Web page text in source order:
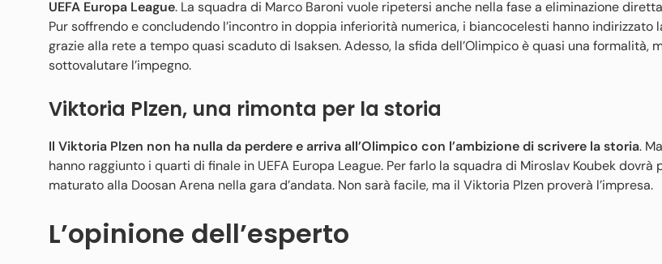
UEFA Europa League. La squadra di Marco Baroni vuole ripetersi anche nella fase a eliminazione
Pur soffrendo e concludendo l’incontro in doppia inferiorità numerica, i biancocelesti hanno indirizzato
grazie alla rete a tempo quasi scaduto di Isaksen. Adesso, la sfida dell’Olimpico è quasi una formalità,
sottovalutare l’impegno.
Viktoria Plzen, una rimonta per la storia
Il Viktoria Plzen non ha nulla da perdere e arriva all’Olimpico con l’ambizione di scrivere la storia.
hanno raggiunto i quarti di finale in UEFA Europa League. Per farlo la squadra di Miroslav Koubek dovrà
maturato alla Doosan Arena nella gara d’andata. Non sarà facile, ma il Viktoria Plzen proverà l’impresa.
L’opinione dell’esperto